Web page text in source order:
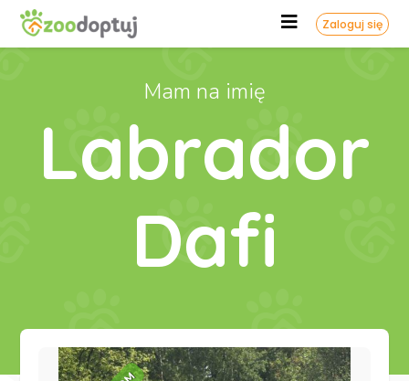
Zaloguj się
Mam na imię
Labrador
Dafi